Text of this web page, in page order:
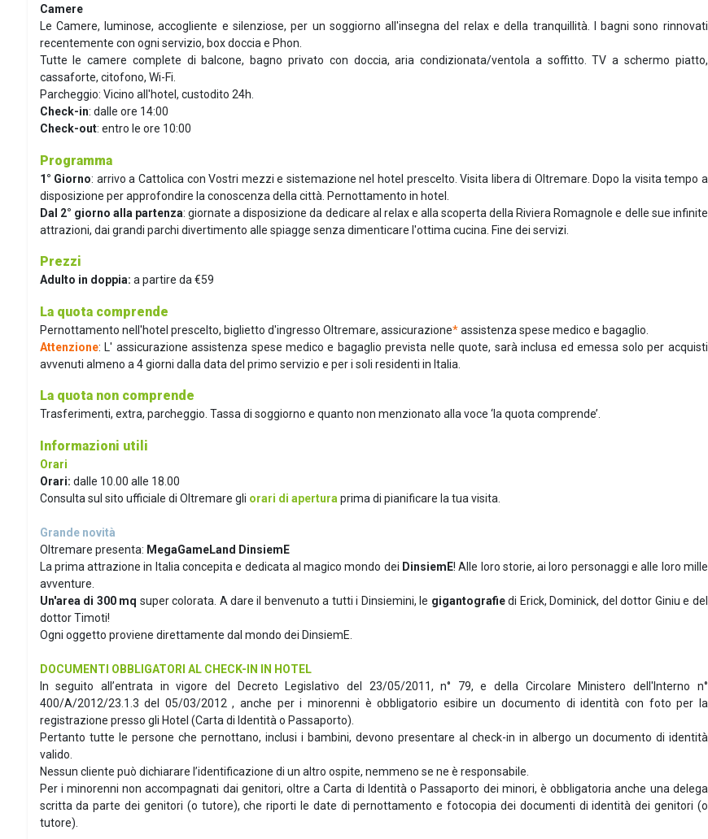
Camere
Le Camere, luminose, accogliente e silenziose, per un soggiorno all'insegna del relax e della tranquillità. I bagni sono rinnovati
recentemente con ogni servizio, box doccia e Phon.
Tutte le camere complete di balcone, bagno privato con doccia, aria condizionata/ventola a soffitto. TV a schermo piatto,
cassaforte, citofono, Wi-Fi.
Parcheggio: Vicino all'hotel, custodito 24h.
Check-in: dalle ore 14:00
Check-out: entro le ore 10:00
Programma
1° Giorno: arrivo a Cattolica con Vostri mezzi e sistemazione nel hotel prescelto. Visita libera di Oltremare. Dopo la visita tempo a
disposizione per approfondire la conoscenza della città. Pernottamento in hotel.
Dal 2° giorno alla partenza: giornate a disposizione da dedicare al relax e alla scoperta della Riviera Romagnole e delle sue infinite
attrazioni, dai grandi parchi divertimento alle spiagge senza dimenticare l'ottima cucina. Fine dei servizi.
Prezzi
Adulto in doppia: a partire da €59
La quota comprende
Pernottamento nell'hotel prescelto, biglietto d'ingresso Oltremare, assicurazione*assistenza spese medico e bagaglio.
Attenzione: L' assicurazione assistenza spese medico e bagaglio prevista nelle quote, sarà inclusa ed emessa solo per acquisti
avvenuti almeno a 4 giorni dalla data del primo servizio e per i soli residenti in Italia.
La quota non comprende
Trasferimenti, extra, parcheggio. Tassa di soggiorno e quanto non menzionato alla voce ‘la quota comprende’.
Informazioni utili
Orari
Orari: dalle 10.00 alle 18.00
Consulta sul sito ufficiale di Oltremare gli orari di apertura prima di pianificare la tua visita.
Grande novità
Oltremare presenta: MegaGameLand DinsiemE
La prima attrazione in Italia concepita e dedicata al magico mondo dei DinsiemE! Alle loro storie, ai loro personaggi e alle loro mille
avventure.
Un'area di 300 mq super colorata. A dare il benvenuto a tutti i Dinsiemini, le gigantografiedi Erick, Dominick, del dottor Giniu e del
dottor Timoti!
Ogni oggetto proviene direttamente dal mondo dei DinsiemE.
DOCUMENTI OBBLIGATORI AL CHECK-IN IN HOTEL
In seguito all’entrata in vigore del Decreto Legislativo del 23/05/2011, n° 79, e della Circolare Ministero dell'Interno n°
400/A/2012/23.1.3 del 05/03/2012 , anche per i minorenni è obbligatorio esibire un documento di identità con foto per la
registrazione presso gli Hotel (Carta di Identità o Passaporto).
Pertanto tutte le persone che pernottano, inclusi i bambini, devono presentare al check-in in albergo un documento di identità
valido.
Nessun cliente può dichiarare l’identificazione di un altro ospite, nemmeno se ne è responsabile.
Per i minorenni non accompagnati dai genitori, oltre a Carta di Identità o Passaporto dei minori, è obbligatoria anche una delega
scritta da parte dei genitori (o tutore), che riporti le date di pernottamento e fotocopia dei documenti di identità dei genitori (o
tutore).